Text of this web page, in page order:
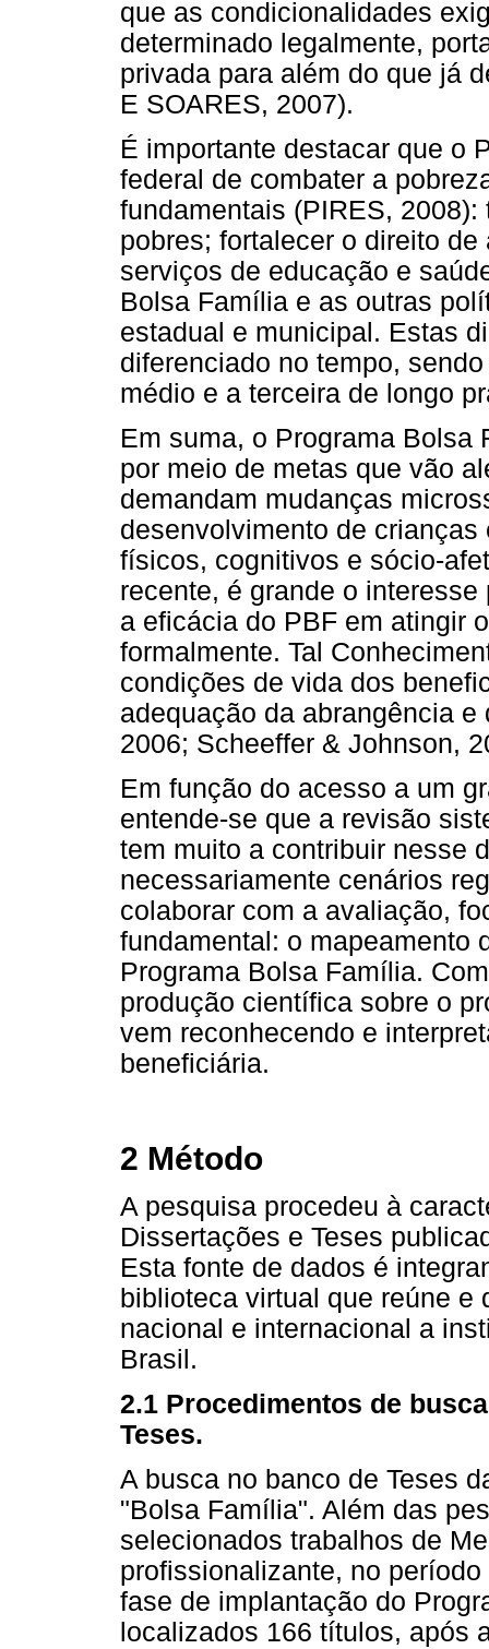
que as condicionalidades
determinado legalmente,
privada para além do que já
E SOARES, 2007).
É importante destacar que o
federal de combater a
fundamentais (PIRES,
pobres; fortalecer o direito
serviços de educação e
Bolsa Família e as outras
estadual e municipal. Estas
diferenciado no tempo,
médio e a terceira de longo
Em suma, o Programa Bolsa
por meio de metas que vão
demandam mudanças
desenvolvimento de
físicos, cognitivos e sócio-
recente, é grande o
a eficácia do PBF em atingir
formalmente. Tal
condições de vida dos
adequação da abrangência
2006; Scheeffer & Johnson,
Em função do acesso a um
entende-se que a revisão
tem muito a contribuir nesse
necessariamente cenários
colaborar com a avaliação,
fundamental: o mapeamento
Programa Bolsa Família.
produção científica sobre o
vem reconhecendo e
beneficiária.
2 Método
A pesquisa procedeu à
Dissertações e Teses
Esta fonte de dados é
biblioteca virtual que reúne
nacional e internacional a
Brasil.
2.1 Procedimentos de
Teses.
A busca no banco de Teses
"Bolsa Família". Além das
selecionados trabalhos de
profissionalizante, no
fase de implantação do
localizados 166 títulos, após